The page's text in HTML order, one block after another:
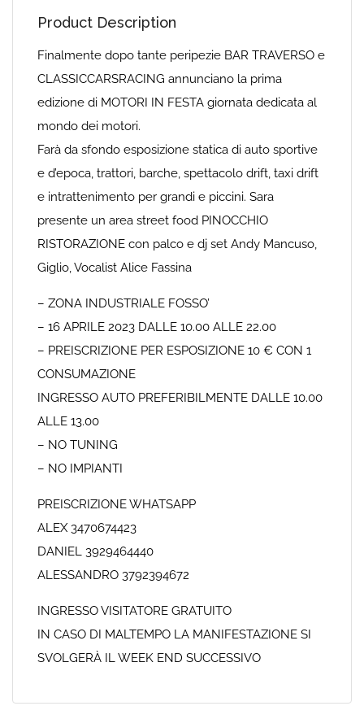
Product Description
Finalmente dopo tante peripezie BAR TRAVERSO e
CLASSICCARSRACING annunciano la prima
edizione di MOTORI IN FESTA giornata dedicata al
mondo dei motori.
Farà da sfondo esposizione statica di auto sportive
e d’epoca, trattori, barche, spettacolo drift, taxi drift
e intrattenimento per grandi e piccini. Sara
presente un area street food PINOCCHIO
RISTORAZIONE con palco e dj set Andy Mancuso,
Giglio, Vocalist Alice Fassina
– ZONA INDUSTRIALE FOSSO’
– 16 APRILE 2023 DALLE 10.00 ALLE 22.00
– PREISCRIZIONE PER ESPOSIZIONE 10 € CON 1
CONSUMAZIONE
INGRESSO AUTO PREFERIBILMENTE DALLE 10.00
ALLE 13.00
– NO TUNING
– NO IMPIANTI
PREISCRIZIONE WHATSAPP
ALEX 3470674423
DANIEL 3929464440
ALESSANDRO 3792394672
INGRESSO VISITATORE GRATUITO
IN CASO DI MALTEMPO LA MANIFESTAZIONE SI
SVOLGERÀ IL WEEK END SUCCESSIVO